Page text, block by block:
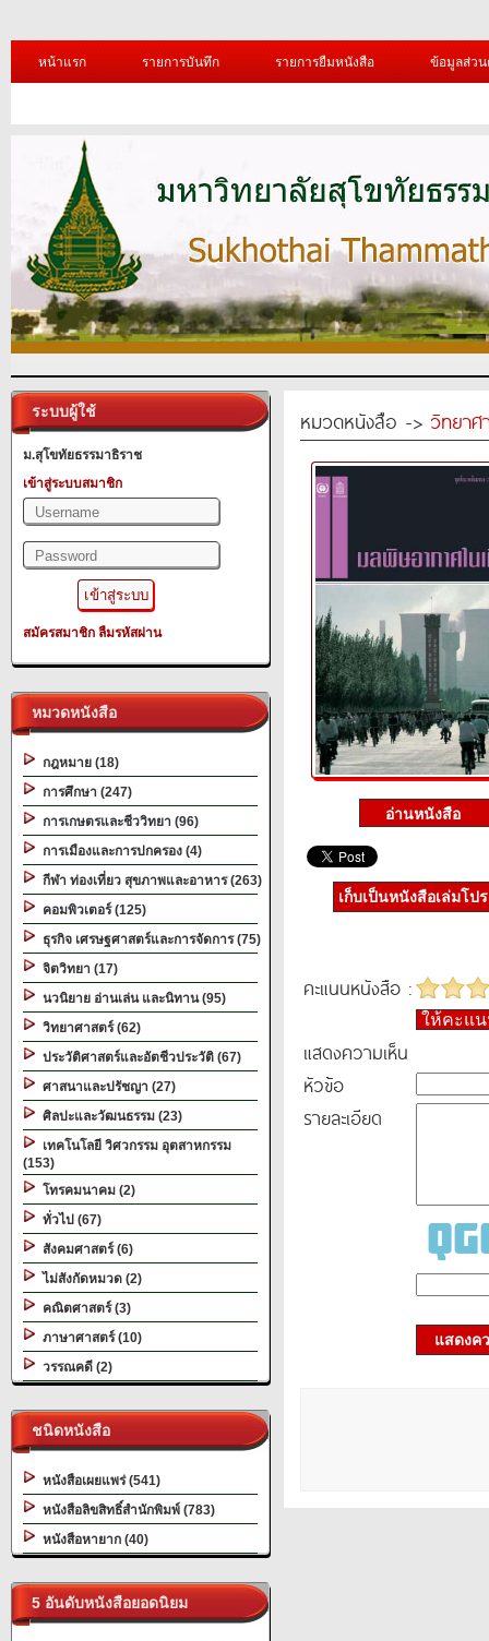
หน้าแรก รายการบันทึก รายการยืมหนังสือ ข้อมูลส่ว
ระบบผู้ใช้
ม.สุโขทัยธรรมาธิราช
เข้าสู่ระบบสมาชิก
สมัครสมาชิก ลืมรหัสผ่าน
หมวดหนังสือ
กฎหมาย (18)
การศึกษา (247)
การเกษตรและชีววิทยา (96)
การเมืองและการปกครอง (4)
กีฬา ท่องเที่ยว สุขภาพและอาหาร (263)
คอมพิวเตอร์ (125)
ธุรกิจ เศรษฐศาสตร์และการจัดการ (75)
จิตวิทยา (17)
นวนิยาย อ่านเล่น และนิทาน (95)
วิทยาศาสตร์ (62)
ประวัติศาสตร์และอัตชีวประวัติ (67)
ศาสนาและปรัชญา (27)
ศิลปะและวัฒนธรรม (23)
เทคโนโลยี วิศวกรรม อุตสาหกรรม
(153)
โทรคมนาคม (2)
ทั่วไป (67)
สังคมศาสตร์ (6)
ไม่สังกัดหมวด (2)
คณิตศาสตร์ (3)
ภาษาศาสตร์ (10)
วรรณคดี (2)
ชนิดหนังสือ
หนังสือเผยแพร่ (541)
หนังสือลิขสิทธิ์สำนักพิมพ์ (783)
หนังสือหายาก (40)
5 อันดับหนังสือยอดนิยม
หมวดหนังสือ -> วิทยาศ
เก็บเป็นหนังสือเล่มโป
คะแนนหนังสือ :
ให้คะแ
แสดงความเห็น
หัวข้อ
รายละเอียด
แสดงค